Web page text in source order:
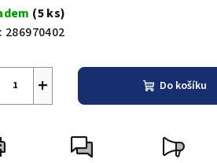
(5 ks)
286970402
+ Do košíku